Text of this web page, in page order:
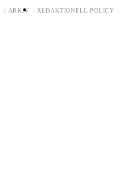
ARKIV REDAKTIONELL POLICY